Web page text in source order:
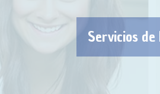
Servicios de